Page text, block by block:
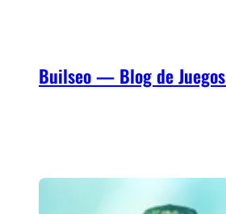
contenido
Builseo — Blog de